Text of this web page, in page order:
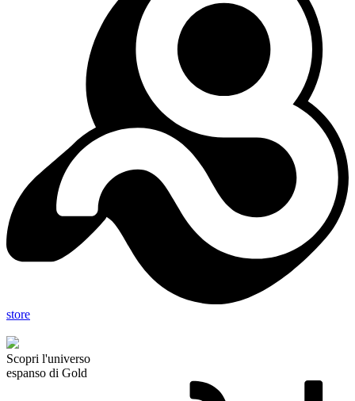
store
Scopri l'universo
espanso di Gold